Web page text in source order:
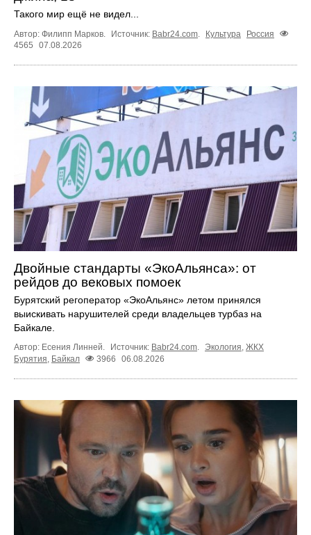
Такого мир ещё не видел...
Автор: Филипп Марков. Источник: Babr24.com. Культура
Россия
4565
07.08.2026
Двойные стандарты «ЭкоАльянса»: от
рейдов до вековых помоек
Бурятский регоператор «ЭкоАльянс» летом принялся
выискивать нарушителей среди владельцев турбаз на
Байкале.
Автор: Есения Линней. Источник: Babr24.com Экология ЖКХ
Бурятия, Байкал 3966 06.08.2026